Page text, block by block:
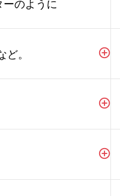
ーのように
ど。